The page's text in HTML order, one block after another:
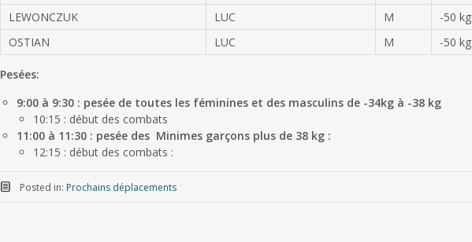
LEWONCZUK
LUC M
-50 kg
OSTIAN
LUC M -50 kg
Pesées:
9:00 à 9:30 : pesée de toutes les féminines et des masculins de -34kg à -38 kg
10:15 : début des combats
11:00 à 11:30 : pesée des Minimes garçons plus de 38 kg :
12:15 : début des combats :
Posted in: Prochains déplacements